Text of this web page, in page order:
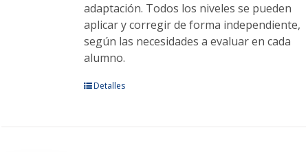
adaptación. Todos los niveles se pueden
aplicar y corregir de forma independiente,
según las necesidades a evaluar en cada
alumno.
EsteDetalles